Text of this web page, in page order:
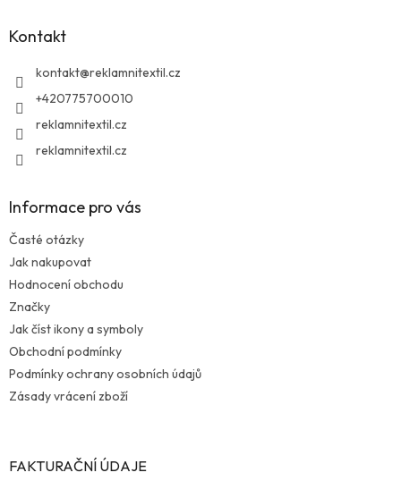
Kontakt
kontakt@reklamnitextil.cz
+420775700010
reklamnitextil.cz
reklamnitextil.cz
Informace pro vás
Časté otázky
Jak nakupovat
Hodnocení obchodu
Značky
Jak číst ikony a symboly
Obchodní podmínky
Podmínky ochrany osobních údajů
Zásady vrácení zboží
FAKTURAČNÍ ÚDAJE